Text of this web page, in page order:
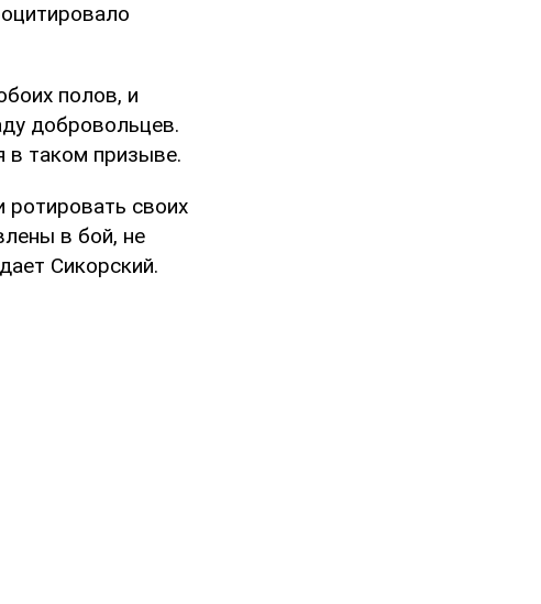
полов, и
добровольцев.
в таком призыве.
ротировать своих
в бой, не
Сикорский.